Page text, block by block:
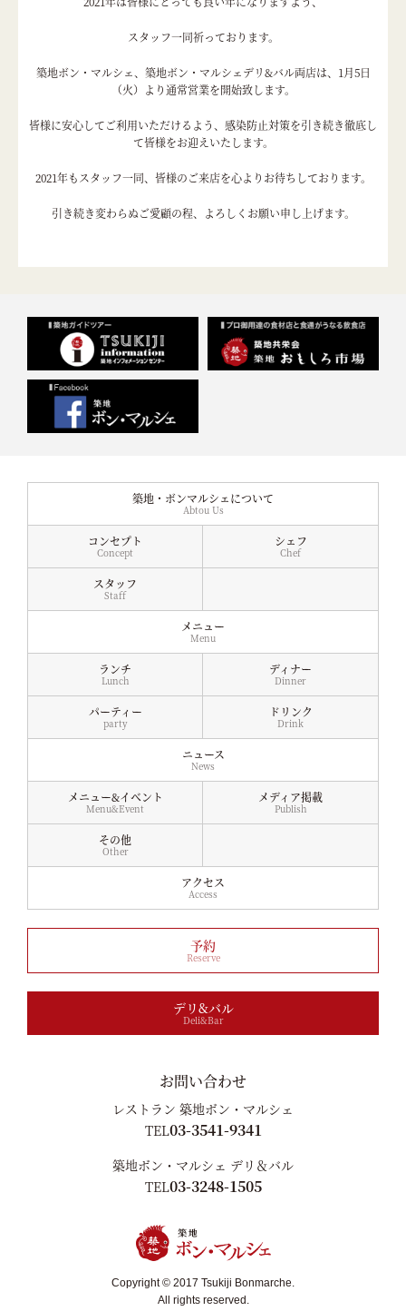
スタッフ一同祈っております。
築地ボン・マルシェ、築地ボン・マルシェデリ&バル両店は、1月5日
（火）より通常営業を開始致します。
皆様に安心してご利用いただけるよう、感染防止対策を引き続き徹底し
て皆様をお迎えいたします。
2021年もスタッフ一同、皆様のご来店を心よりお待ちしております。
引き続き変わらぬご愛顧の程、よろしくお願い申し上げます。
築地・ボンマルシェについて
Abtou Us
コンセプト
Concept
シェフ
Chef
スタッフ
Staff
メニュー
Menu
ランチ
Lunch
ディナー
Dinner
パーティー
party
ドリンク
Drink
ニュース
News
メニュー&イベント
Menu&Event
メディア掲載
Publish
その他
Other
アクセス
Access
予約
Reserve
デリ&バル
Deli&Bar
お問い合わせ
レストラン 築地ボン・マルシェ
TEL03-3541-9341
築地ボン・マルシェ デリ＆バル
TEL03-3248-1505
Copyright © 2017 Tsukiji Bonmarche.
All rights reserved.